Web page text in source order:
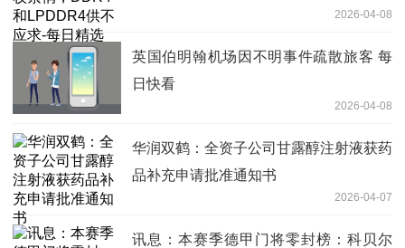
2026-04-08
英国伯明翰机场因不明事件疏散旅客 每
日快看
2026-04-08
华润双鹤：全资子公司甘露醇注射液获药
品补充申请批准通知书
2026-04-07
讯息：本赛季德甲门将零封榜：科贝尔